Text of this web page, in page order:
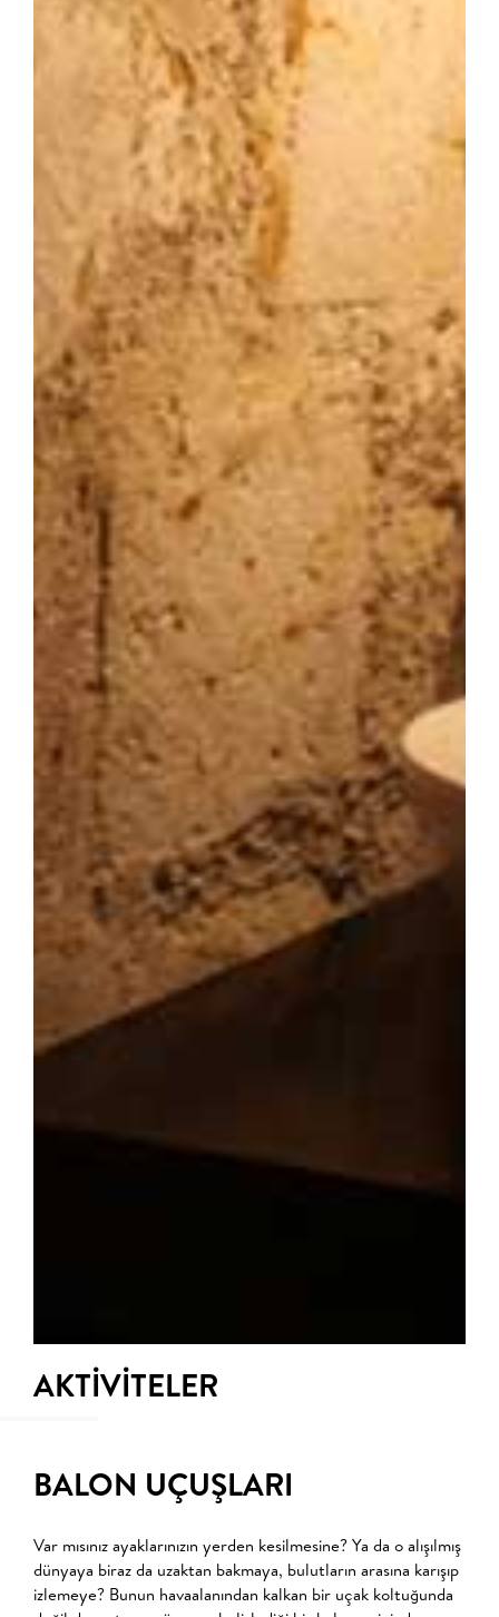
AKTİVİTELER
BALON UÇUŞLARI
Var mısınız ayaklarınızın yerden kesilmesine? Ya da o alışılmış
dünyaya biraz da uzaktan bakmaya, bulutların arasına karışıp
izlemeye? Bunun havaalanından kalkan bir uçak koltuğunda